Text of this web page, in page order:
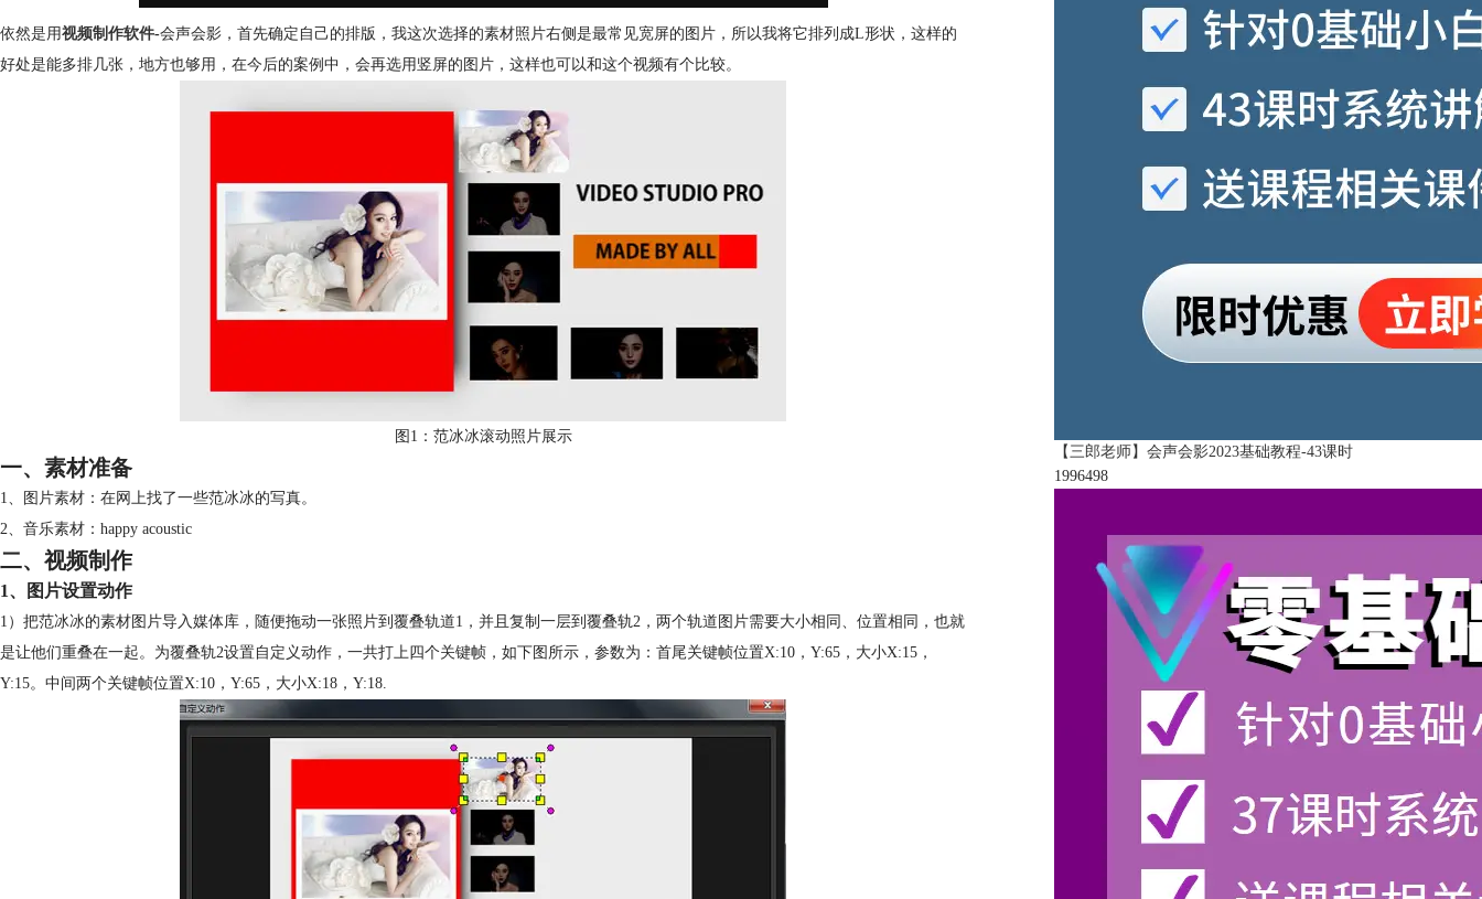
依然是用视频制作软件-会声会影，首先确定自己的排版，我这次选择的素材照片右侧是最常见宽屏的图片，所以我将它排列成L形状，这样的
好处是能多排几张，地方也够用，在今后的案例中，会再选用竖屏的图片，这样也可以和这个视频有个比较。
图1：范冰冰滚动照片展示
一、素材准备
1、图片素材：在网上找了一些范冰冰的写真。
2、音乐素材：happy acoustic
二、视频制作
1、图片设置动作
1）把范冰冰的素材图片导入媒体库，随便拖动一张照片到覆叠轨道1，并且复制一层到覆叠轨2，两个轨道图片需要大小相同、位置相同，也就
是让他们重叠在一起。为覆叠轨2设置自定义动作，一共打上四个关键帧，如下图所示，参数为：首尾关键帧位置X:10，Y:65，大小X:15，
Y:15。中间两个关键帧位置X:10，Y:65，大小X:18，Y:18.
【三郎老师】会声会影2023基础教程-43课时
1996498